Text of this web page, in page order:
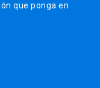
que ponga en